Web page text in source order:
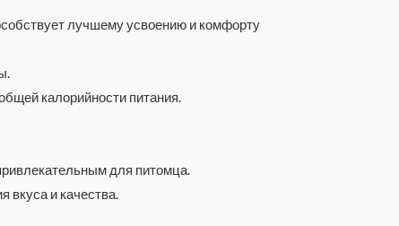
лучшему усвоению и комфорту
калорийности питания.
для питомца.
вкуса и качества.